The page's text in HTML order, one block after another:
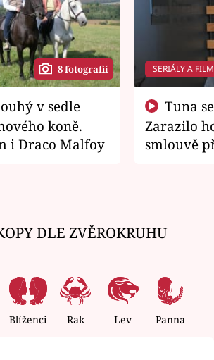
8 fotografií
koně.
i Draco Malfoy
SERIÁLY A
Zarazilo
smlouvě
DLE ZVĚROKRUHU
Blíženci Rak Lev Panna